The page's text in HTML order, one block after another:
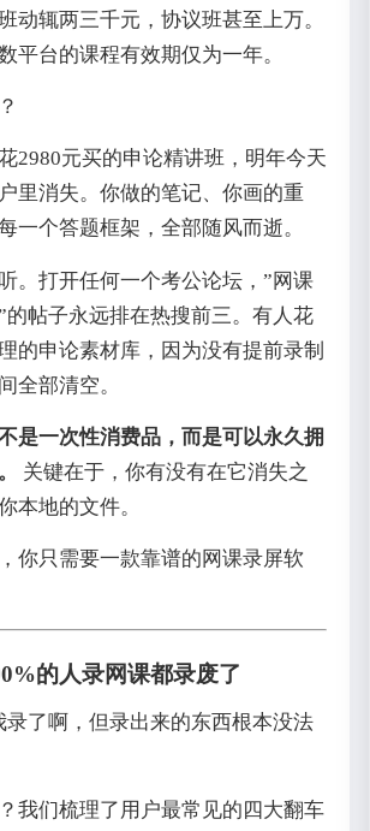
动辄两三千元，协议班甚至上万。
平台的课程有效期仅为一年。
2980元买的申论精讲班，明年今天
里消失。你做的笔记、你画的重
一个答题框架，全部随风而逝。
。打开任何一个考公论坛，”网课
的帖子永远排在热搜前三。有人花
的申论素材库，因为没有提前录制
全部清空。
是一次性消费品，而是可以永久拥
关键在于，你有没有在它消失之
本地的文件。
你只需要一款靠谱的网课录屏软
的人录网课都录废了
录了啊，但录出来的东西根本没法
我们梳理了用户最常见的四大翻车